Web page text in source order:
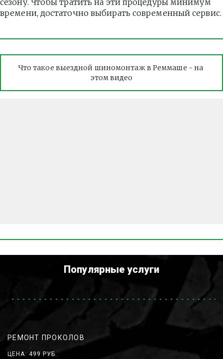
сезону. Чтобы тратить на эти процедуры минимум
времени, достаточно выбирать современный сервис.
Что такое выездной шиномонтаж в Реммаше - на
этом видео
Популярные услуги
РЕМОНТ ПРОКОЛОВ
ЦЕНА: 499 РУБ.